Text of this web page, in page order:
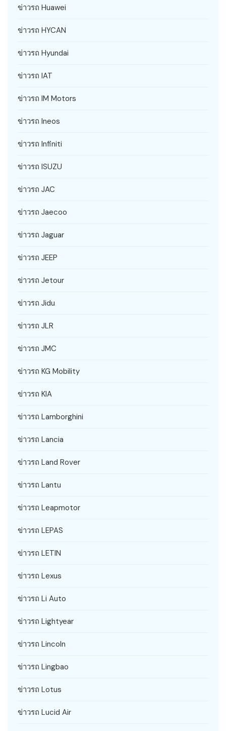
ข่าวรถ Huawei
ข่าวรถ HYCAN
ข่าวรถ Hyundai
ข่าวรถ IAT
ข่าวรถ IM Motors
ข่าวรถ Ineos
ข่าวรถ Infiniti
ข่าวรถ ISUZU
ข่าวรถ JAC
ข่าวรถ Jaecoo
ข่าวรถ Jaguar
ข่าวรถ JEEP
ข่าวรถ Jetour
ข่าวรถ Jidu
ข่าวรถ JLR
ข่าวรถ JMC
ข่าวรถ KG Mobility
ข่าวรถ KIA
ข่าวรถ Lamborghini
ข่าวรถ Lancia
ข่าวรถ Land Rover
ข่าวรถ Lantu
ข่าวรถ Leapmotor
ข่าวรถ LEPAS
ข่าวรถ LETIN
ข่าวรถ Lexus
ข่าวรถ Li Auto
ข่าวรถ Lightyear
ข่าวรถ Lincoln
ข่าวรถ Lingbao
ข่าวรถ Lotus
ข่าวรถ Lucid Air